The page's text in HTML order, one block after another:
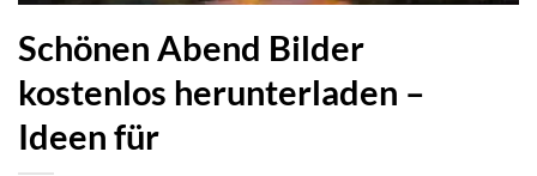
Schönen Abend Bilder
kostenlos herunterladen –
Ideen für